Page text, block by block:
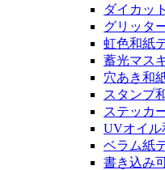
ダイカッ
グリッタ
虹色和紙
蓄光マス
穴あき和
スタンプ
ステッカ
UVオイル
ベラム紙
書き込み